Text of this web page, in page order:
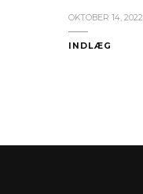
OKTOBER 14, 2022
INDLÆG